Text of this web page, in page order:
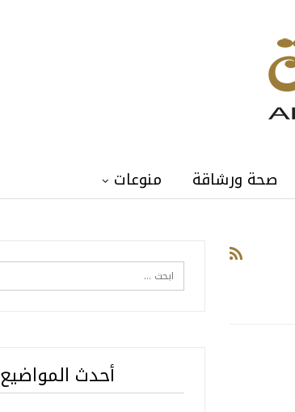
صحة ورشاقة منوعات
أحدث المواضيع